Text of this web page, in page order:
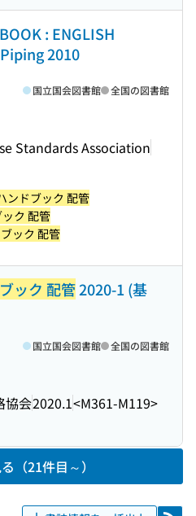
: ENGLISH
2010
Standards Association
国立国会図書館 全国の図書館
ンドブック 配管
ク 配管
ック 配管
ック 配管2020-1 (基
協会2020.1<M361-M119>
国立国会図書館 全国の図書館
（21件目～）